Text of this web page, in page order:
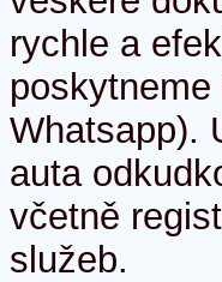
rychle a
Whatsapp).
auta
včetně
služeb.